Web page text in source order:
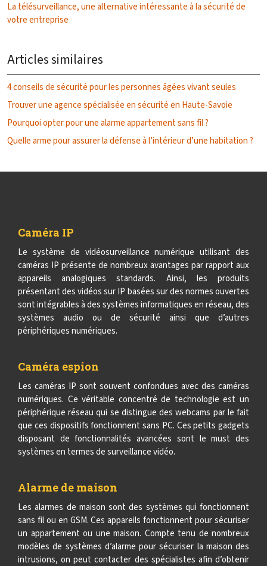
La télésurveillance, une alternative intéressante à la sécurité de
votre entreprise
Articles similaires
4 conseils de sécurité pour les personnes âgées vivant seules
Trouver une agence spécialisée en sécurité en Haute-Savoie
Pourquoi opter pour une alarme appartement sans fil ?
Quelle arme pour assurer la défense à l’intérieur d’une habitation ?
Caméra IP
Le système de vidéosurveillance numérique utilisant des
caméras IP présente de nombreux avantages par rapport aux
appareils analogiques standards. Ainsi, les produits
présentant des vidéos sur IP basées sur des normes ouvertes
sont intégrables à des systèmes informatiques en réseau, des
systèmes audio ou de sécurité ainsi que d’autres
périphériques numériques.
Caméra espion
Les caméras IP sont souvent confondues avec des caméras
numériques. Ce véritable concentré de technologie est un
périphérique réseau qui se distingue des webcams par le fait
que ces dispositifs fonctionnent sans PC. Ces petits gadgets
disposant de fonctionnalités avancées sont le must des
systèmes en termes de surveillance vidéo.
Alarme de maison
Les alarmes de maison sont des systèmes qui fonctionnent
sans fil ou en GSM. Ces appareils fonctionnent pour sécuriser
un appartement ou une maison. Compte tenu de nombreux
modèles de systèmes d’alarme pour sécuriser la maison des
intrusions, on peut contacter des spécialistes afin d’obtenir